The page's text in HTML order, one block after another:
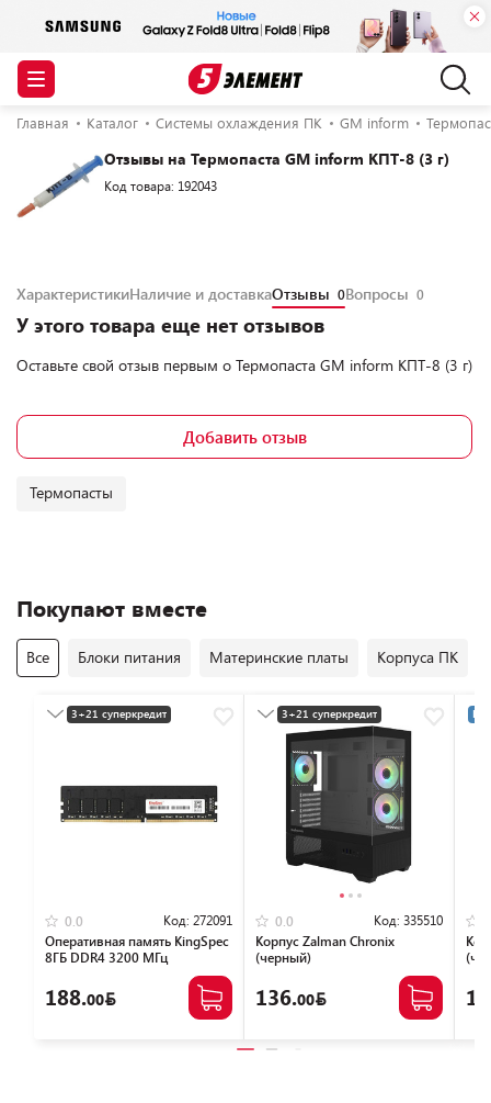
Главная Каталог Системы охлаждения ПК GM inform
Отзывы на Термопаста GM inform КПТ-8 (3 г)
Код товара: 192043
ХарактеристикиНаличие и доставкаОтзывы 0Вопросы 0
У этого товара еще нет отзывов
Оставьте свой отзыв первым о Термопаста GM inform КПТ-8 (3 г)
Добавить отзыв
Термопасты
Покупают вместе
Все Блоки питания Материнские платы Корпуса ПК
3+21 суперкредит
0.0 Код: 272091
Оперативная память KingSpec
8ГБ DDR4 3200 МГц
188.00
3+21 суперкредит
Разумная цена
0.0 Код: 335510
Корпус Zalman Chronix
(черный)
136.00